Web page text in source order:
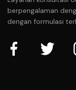
berpengalaman
dengan formulasi